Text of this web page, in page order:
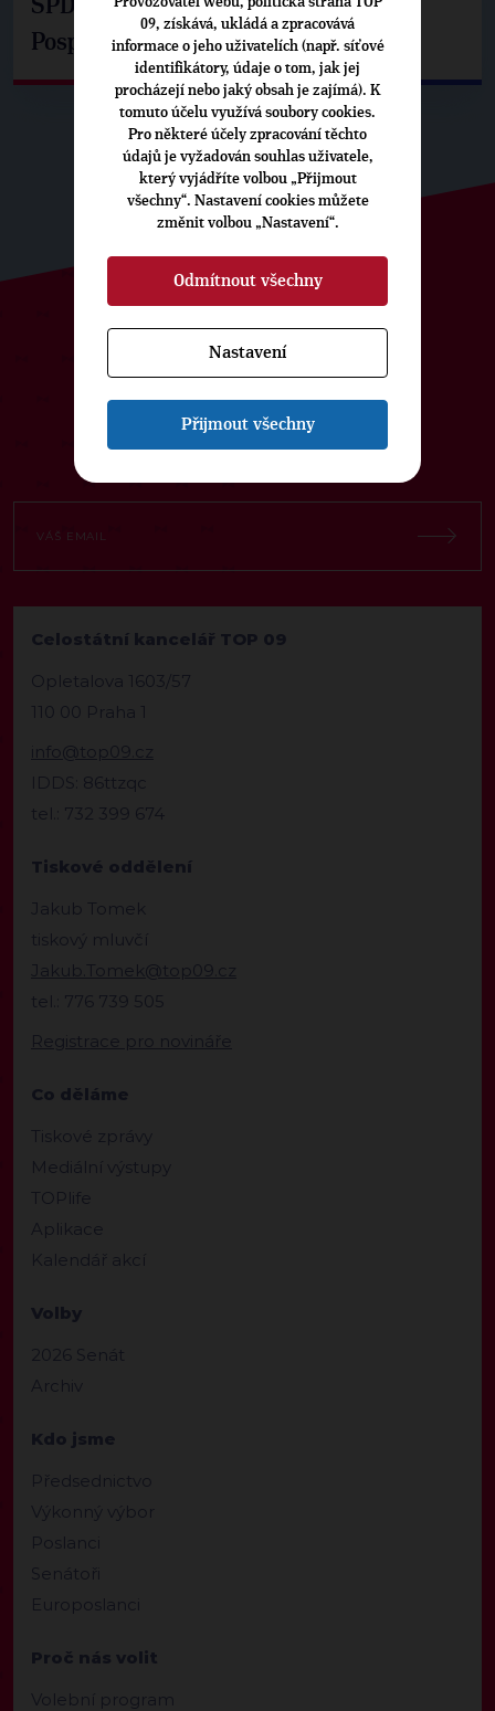
SPD už není ve zprávě o extremismu.
Pospíšil: Je tu pachuť
ODEBÍREJTE NÁŠ TOPOVÝ
NEWSLETTER
Celostátní kancelář TOP 09
Opletalova 1603/57
110 00 Praha 1
info@top09.cz
IDDS: 86ttzqc
tel.: 732 399 674
Tiskové oddělení
Jakub Tomek
tiskový mluvčí
Jakub.Tomek@top09.cz
tel.: 776 739 505
Registrace pro novináře
Co děláme
Tiskové zprávy
Mediální výstupy
TOPlife
Aplikace
Kalendář akcí
Volby
2026 Senát
Archiv
Kdo jsme
Předsednictvo
Výkonný výbor
Poslanci
Senátoři
Europoslanci
Proč nás volit
Volební program
09, získává, ukládá a zpracovává
informace o jeho uživatelích (např. síťové
identifikátory, údaje o tom, jak jej
procházejí nebo jaký obsah je zajímá). K
tomuto účelu využívá soubory cookies.
Pro některé účely zpracování těchto
údajů je vyžadován souhlas uživatele,
který vyjádříte volbou „Přijmout
všechny“. Nastavení cookies můžete
změnit volbou „Nastavení“.
Odmítnout všechny
Nastavení
Přijmout všechny